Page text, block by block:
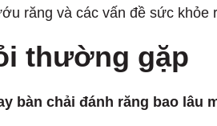
răng và các vấn đề sức khỏe
thường gặp
bàn chải đánh răng bao lâu